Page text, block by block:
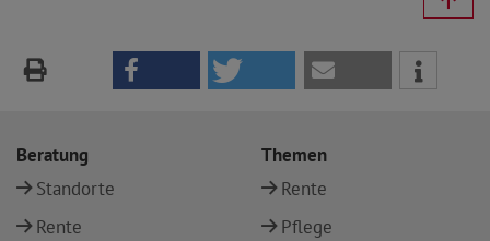
Beratung
Standorte
Rente
Themen
Rente
Pflege